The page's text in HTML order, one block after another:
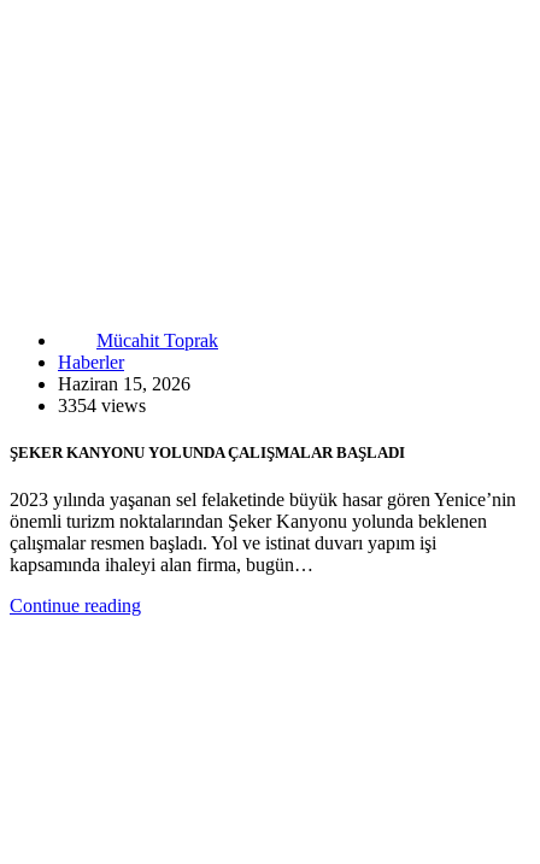
Mücahit Toprak
Haberler
Haziran 15, 2026
3354 views
ŞEKER KANYONU YOLUNDA ÇALIŞMALAR BAŞLADI
2023 yılında yaşanan sel felaketinde büyük hasar gören Yenice’nin
önemli turizm noktalarından Şeker Kanyonu yolunda beklenen
çalışmalar resmen başladı. Yol ve istinat duvarı yapım işi
kapsamında ihaleyi alan firma, bugün…
Continue reading